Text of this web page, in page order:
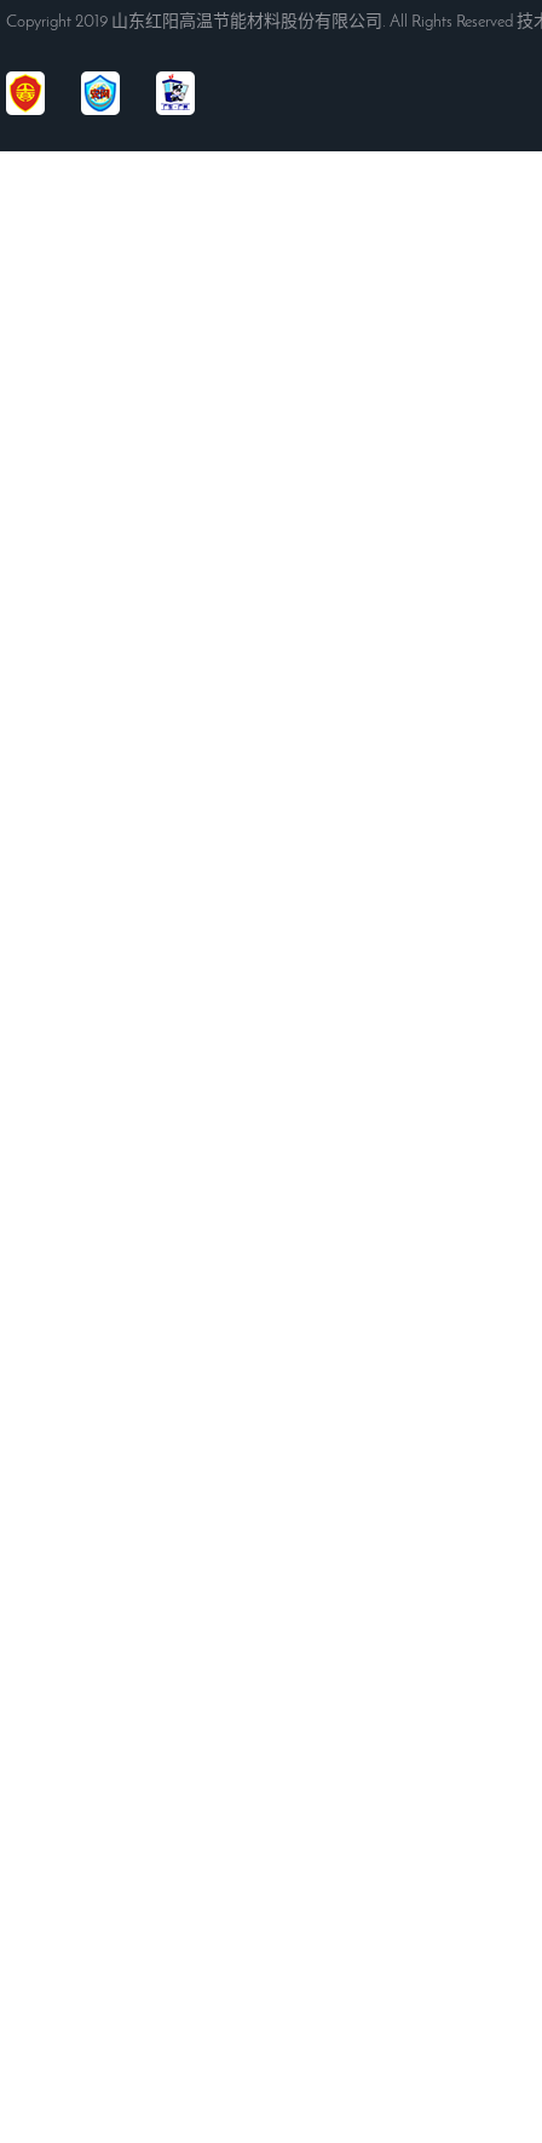
Copyright 2019 山东红阳高温节能材料股份有限公司. All Rights Reserved